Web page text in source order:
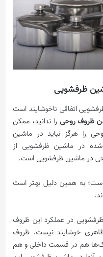
ظرفشویی
اتفاقی ناخوشایند است
ظروف روحی را ندانید، ممکن
را هرگز نباید در ماشین
شده در ماشین ظرفشویی از
در ماشین ظرفشویی است.
به همین دلیل بهتر است
در عملکرد این ظروف
ظاهری خوشایند نیست. ظروف
هم در قسمت داخلی و هم